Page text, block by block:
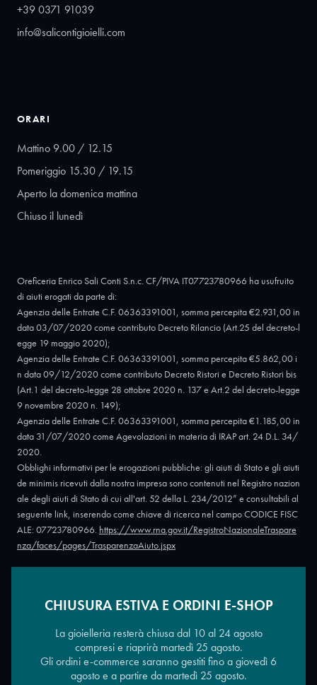
+39 0371 91039
info@salicontigioielli.com
ORARI
Mattino 9.00 / 12.15
Pomeriggio 15.30 / 19.15
Aperto la domenica mattina
Chiuso il lunedì
Oreficeria Enrico Sali Conti S.n.c. CF/PIVA IT07723780966 ha usufruito
di aiuti erogati da parte di:
Agenzia delle Entrate C.F. 06363391001, somma percepita €2.931,00 in
data 03/07/2020 come contributo Decreto Rilancio (Art.25 del decreto-l
egge 19 maggio 2020);
Agenzia delle Entrate C.F. 06363391001, somma percepita €5.862,00 i
n data 09/12/2020 come contributo Decreto Ristori e Decreto Ristori bis
(Art.1 del decreto-legge 28 ottobre 2020 n. 137 e Art.2 del decreto-legge
9 novembre 2020 n. 149);
Agenzia delle Entrate C.F. 06363391001, somma percepita €1.185,00 in
data 31/07/2020 come Agevolazioni in materia di IRAP art. 24 D.L. 34/
2020.
Obblighi informativi per le erogazioni pubbliche: gli aiuti di Stato e gli aiuti
de minimis ricevuti dalla nostra impresa sono contenuti nel Registro nazion
ale degli aiuti di Stato di cui all'art. 52 della L. 234/2012” e consultabili al
seguente link, inserendo come chiave di ricerca nel campo CODICE FISC
ALE: 07723780966. https://www.rna.gov.it/RegistroNazionaleTraspare
nza/faces/pages/TrasparenzaAiuto.jspx
Copyright © 2026 - Oreficeria Enrico Sali Conti e C. snc - Partita IVA
CHIUSURA ESTIVA E ORDINI E-SHOP
La gioielleria resterà chiusa dal 10 al 24 agosto
compresi e riaprirà martedì 25 agosto.
Gli ordini e-commerce saranno gestiti fino a giovedì 6
agosto e a partire da martedì 25 agosto.